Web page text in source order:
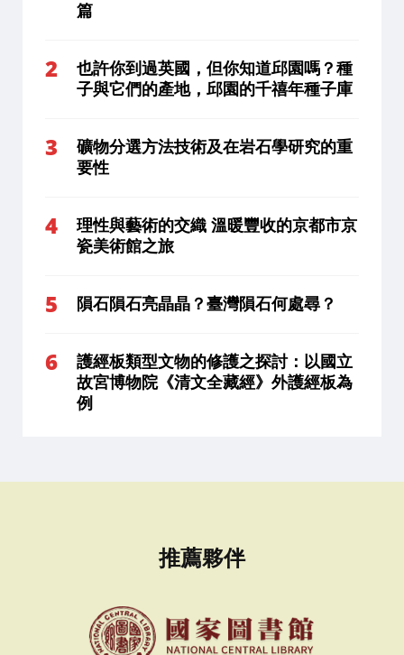
篇
也許你到過英國，但你知道邱園嗎？種
子與它們的產地，邱園的千禧年種子庫
礦物分選方法技術及在岩石學研究的重
要性
理性與藝術的交織 溫暖豐收的京都市京
瓷美術館之旅
隕石隕石亮晶晶？臺灣隕石何處尋？
護經板類型文物的修護之探討：以國立
故宮博物院《清文全藏經》外護經板為
例
推薦夥伴